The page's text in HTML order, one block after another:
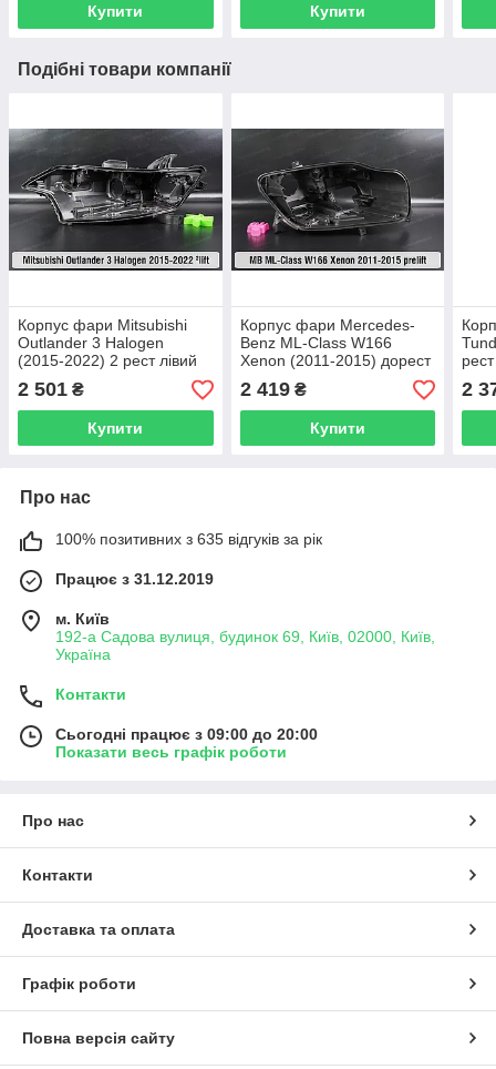
Купити Купити
Подібні товари компанії
Корпус фари Mitsubishi
Outlander 3 Halogen
(2015-2022) 2 рест лівий
2 501 ₴
Купити
Корпус фари Mercedes-
Benz ML-Class W166
Xenon (2011-2015) дорест
правий
2 419₴
Купити
2
Про нас
100% позитивних з 635 відгуків за рік
Працює з 31.12.2019
м. Київ
192-а Садова вулиця, будинок 69, Київ, 02000, Київ,
Україна
Контакти
Сьогодні працює з 09:00 до 20:00
Показати весь графік роботи
Про нас
Контакти
Доставка та оплата
Графік роботи
Повна версія сайту